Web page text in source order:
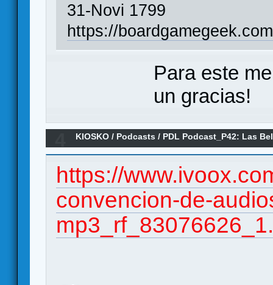
31-Novi 1799
https://
Para este
un gracias!
KIOSKO / Podcasts / PDL Podcast_P42: Las
https://
convencion-de-